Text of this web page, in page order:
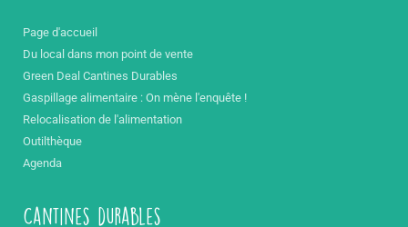
Page d'accueil
Du local dans mon point de vente
Green Deal Cantines Durables
Gaspillage alimentaire : On mène l'enquête !
Relocalisation de l'alimentation
Outilthèque
Agenda
Cantines durables